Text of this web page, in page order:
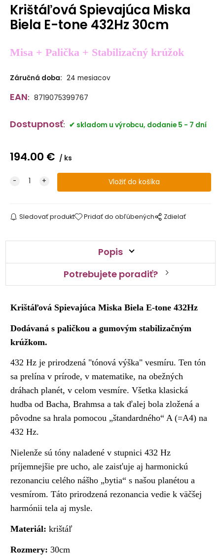
Krištáľová Spievajúca Miska
Biela E-tone 432Hz 30cm
Misa + Palička + Stabilizačný krúžok
Záručná doba: 24 mesiacov
EAN: 8719075399767
Dostupnosť: skladom u výrobcu, dodanie 5 - 7 dní
194.00 € ks
Sledovať produkt Pridať do obľúbených Zdielať
Popis
Potrebujete poradiť?
Krištáľová Spievajúca Miska Biela E-tone 432Hz
Dodávaná s paličkou a gumovým stabilizačným
krúžkom.
432 Hz je prirodzená "tónová výška" vesmíru. Ten tón
sa prelína v prírode, v matematike, na obežných
dráhach planét, v celom vesmíre. Všetka klasická
hudba od Bacha, Brahmsa a tak ďalej bola zložená a
pôvodne sa hrala pomocou „štandardného“ A (=A4) na
432 Hz.
Nielenže sú tóny naladené v stupnici 432 Hz
príjemnejšie pre ucho, ale zaisťuje aj harmonickú
rezonanciu celého nášho „bytia“ s našou planétou a
vesmírom. Táto prirodzená rezonancia vedie k väčšej
harmónii tela aj mysle.
Materiál:krištáľ
Rozmery:30cm